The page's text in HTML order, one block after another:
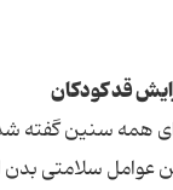
قد کودکان
همه سنین گفته
سلامتی بدن